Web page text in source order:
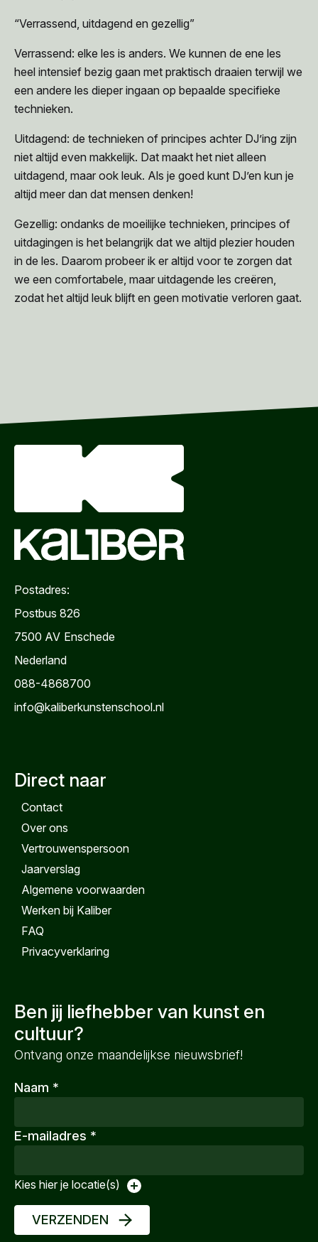
“Verrassend, uitdagend en gezellig”
Verrassend: elke les is anders. We kunnen de ene les
heel intensief bezig gaan met praktisch draaien terwijl we
een andere les dieper ingaan op bepaalde specifieke
technieken.
Uitdagend: de technieken of principes achter DJ’ing zijn
niet altijd even makkelijk. Dat maakt het niet alleen
uitdagend, maar ook leuk. Als je goed kunt DJ’en kun je
altijd meer dan dat mensen denken!
Gezellig: ondanks de moeilijke technieken, principes of
uitdagingen is het belangrijk dat we altijd plezier houden
in de les. Daarom probeer ik er altijd voor te zorgen dat
we een comfortabele, maar uitdagende les creëren,
zodat het altijd leuk blijft en geen motivatie verloren gaat.
Postadres:
Postbus 826
7500 AV Enschede
Nederland
088-4868700
info@kaliberkunstenschool.nl
Direct naar
Contact
Over ons
Vertrouwenspersoon
Jaarverslag
Algemene voorwaarden
Werken bij Kaliber
FAQ
Privacyverklaring
Ben jij liefhebber van kunst en
cultuur?
Ontvang onze maandelijkse nieuwsbrief!
Naam *
E-mailadres *
Kies hier je locatie(s)
VERZENDEN